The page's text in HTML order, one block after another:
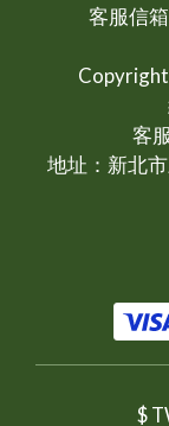
客服信
客
地址：新北
$